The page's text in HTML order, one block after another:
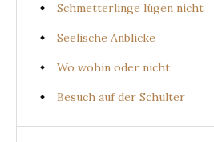
Schmetterlinge lügen nicht
Seelische Anblicke
Wo wohin oder nicht
Besuch auf der Schulter